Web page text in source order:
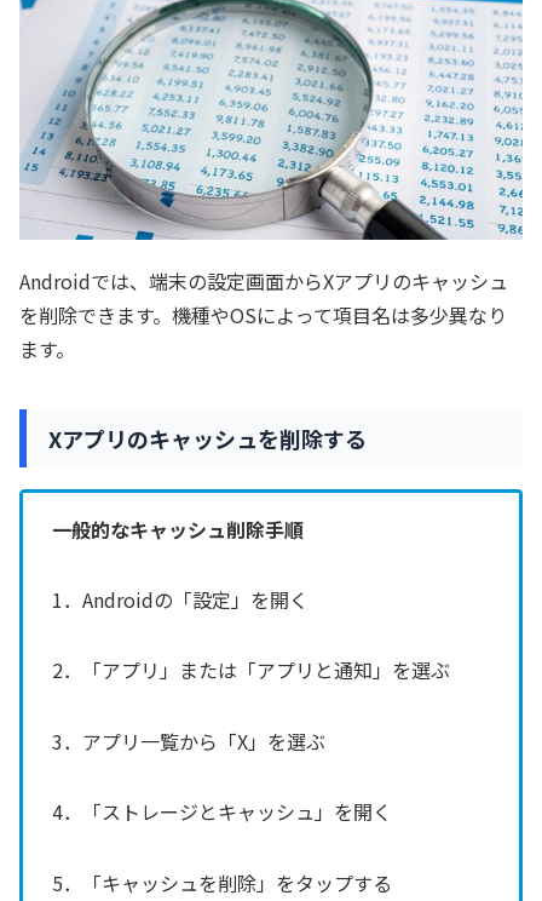
Androidでは、端末の設定画面からXアプリのキャッシュ
を削除できます。機種やOSによって項目名は多少異なり
ます。
Xアプリのキャッシュを削除する
一般的なキャッシュ削除手順
1．Androidの「設定」を開く
2．「アプリ」または「アプリと通知」を選ぶ
3．アプリ一覧から「X」を選ぶ
4．「ストレージとキャッシュ」を開く
5．「キャッシュを削除」をタップする